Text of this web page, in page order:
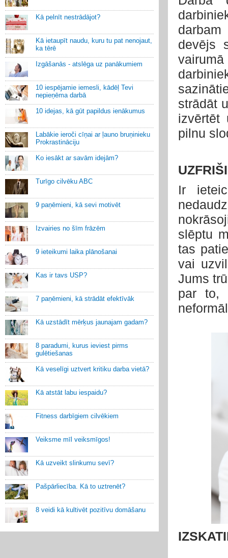
Kā pelnīt nestrādājot?
Kā ietaupīt naudu, kuru tu pat nenojaut,
ka tērē
Izgāšanās - atslēga uz panākumiem
10 iespējamie iemesli, kādēļ Tevi
nepieņēma darbā
10 idejas, kā gūt papildus ienākumus
Labākie ieroči cīņai ar ļauno bruņinieku
Prokrastināciju
Ko iesākt ar savām idejām?
Turīgo cilvēku ABC
9 paņēmieni, kā sevi motivēt
Izvairies no šīm frāzēm
9 ieteikumi laika plānošanai
Kas ir tavs USP?
7 paņēmieni, kā strādāt efektīvāk
Kā uzstādīt mērķus jaunajam gadam?
8 paradumi, kurus ieviest pirms
gulētiešanas
Kā veselīgi uztvert kritiku darba vietā?
Kā atstāt labu iespaidu?
Fitness darbīgiem cilvēkiem
Veiksme mīl veiksmīgos!
Kā uzveikt slinkumu sevī?
Pašpārliecība. Kā to uztrenēt?
8 veidi kā kultivēt pozitīvu domāšanu
devējs
vairumā
strādāt
izvērtēt
pilnu
Ir
slēptu
tas
vai
Jums
par to,